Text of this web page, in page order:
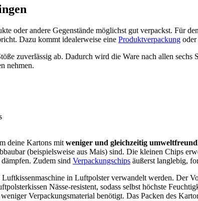
oder andere Gegenstände möglichst gut verpackst. Für
Dazu kommt idealerweise eine Produktverpackung
zuverlässig ab. Dadurch wird die Ware nach allen
nehmen.
deine Kartons mitweniger und gleichzeitig
(beispielsweise aus Mais) sind. Die kleinen Chips
Zudem sind Verpackungschips äußerst langlebig,
in Luftpolster verwandelt werden. Der
Nässe-resistent, sodass selbst höchste
Verpackungsmaterial benötigt. Das Packen des